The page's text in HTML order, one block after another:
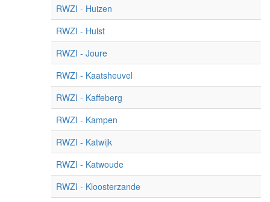
RWZI - Huizen
RWZI - Hulst
RWZI - Joure
RWZI - Kaatsheuvel
RWZI - Kaffeberg
RWZI - Kampen
RWZI - Katwijk
RWZI - Katwoude
RWZI - Kloosterzande